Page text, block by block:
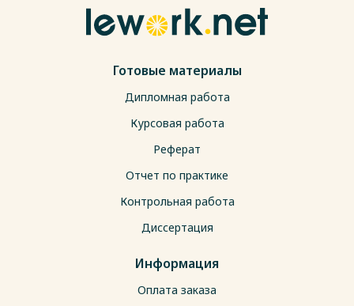
Готовые материалы
Дипломная работа
Курсовая работа
Реферат
Отчет по практике
Контрольная работа
Диссертация
Информация
Оплата заказа